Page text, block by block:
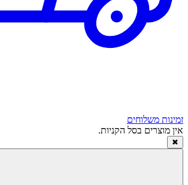
זמינות משלוחים
אין מוצרים בסל הקניות.
✖